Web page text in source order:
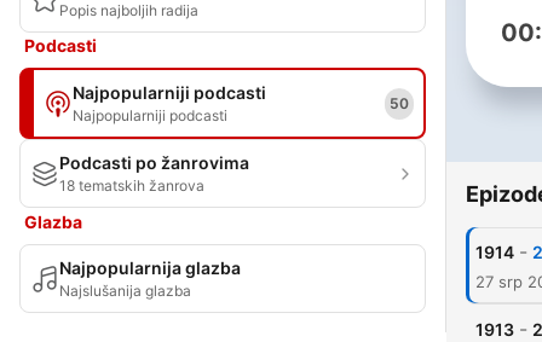
Popis najboljih radija
Podcasti
Najpopularniji podcasti
Najpopularniji podcasti
50
Podcasti po žanrovima
18 tematskih žanrova
Glazba
Najpopularnija glazba
Najslušanija glazba
1914 -
27 srp
1913 -